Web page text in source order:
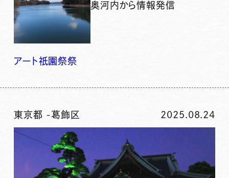
奥河内から情報発信
アート祇園祭祭
東京都 -葛飾区 2025.08.24